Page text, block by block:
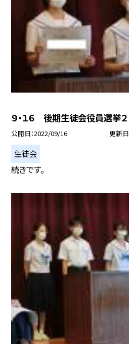
９・１６ 後期生徒会役員選挙２
公開日 2022/09/16 更新日
生徒会
続きです。